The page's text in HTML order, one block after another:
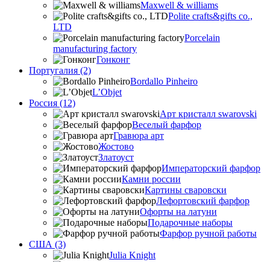
Maxwell & williams
Polite crafts&gifts co.,
LTD
Porcelain
manufacturing factory
Гонконг
Португалия (2)
Bordallo Pinheiro
L’Objet
Россия (12)
Арт кристалл swarovski
Веселый фарфор
Гравюра арт
Жостово
Златоуст
Императорский фарфор
Камни россии
Картины сваровски
Лефортовский фарфор
Офорты на латуни
Подарочные наборы
Фарфор ручной работы
США (3)
Julia Knight